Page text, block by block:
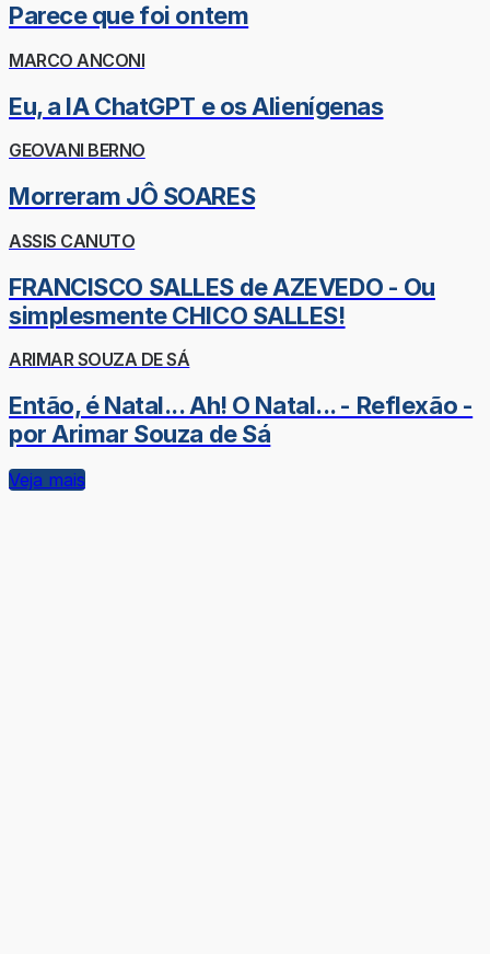
Parece que foi ontem
MARCO ANCONI
Eu, a IA ChatGPT e os Alienígenas
GEOVANI BERNO
Morreram JÔ SOARES
ASSIS CANUTO
FRANCISCO SALLES de AZEVEDO - Ou
simplesmente CHICO SALLES!
ARIMAR SOUZA DE SÁ
Então, é Natal... Ah! O Natal... - Reflexão -
por Arimar Souza de Sá
Veja mais